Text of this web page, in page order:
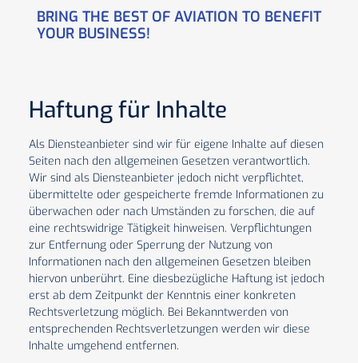
BRING THE BEST OF AVIATION TO BENEFIT
YOUR BUSINESS!
Haftung für Inhalte
Als Diensteanbieter sind wir für eigene Inhalte auf diesen
Seiten nach den allgemeinen Gesetzen verantwortlich.
Wir sind als Diensteanbieter jedoch nicht verpflichtet,
übermittelte oder gespeicherte fremde Informationen zu
überwachen oder nach Umständen zu forschen, die auf
eine rechtswidrige Tätigkeit hinweisen. Verpflichtungen
zur Entfernung oder Sperrung der Nutzung von
Informationen nach den allgemeinen Gesetzen bleiben
hiervon unberührt. Eine diesbezügliche Haftung ist jedoch
erst ab dem Zeitpunkt der Kenntnis einer konkreten
Rechtsverletzung möglich. Bei Bekanntwerden von
entsprechenden Rechtsverletzungen werden wir diese
Inhalte umgehend entfernen.